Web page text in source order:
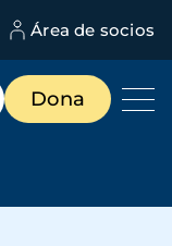
Área de socios
Dona